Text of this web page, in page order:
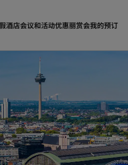
酒店会议和活动优惠丽赏会我的预订